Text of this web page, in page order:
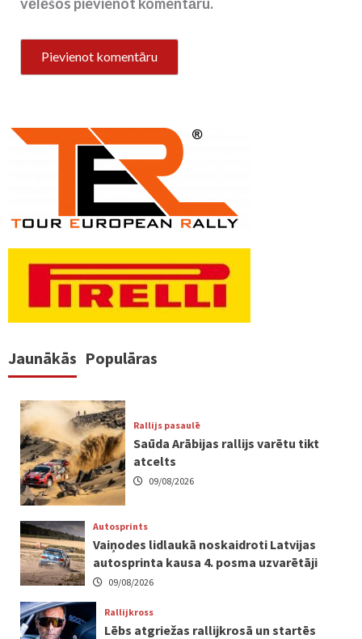
Jaunākās Populāras
Rallijs pasaulē
Saūda Arābijas rallijs varētu tikt
atcelts
09/08/2026
Autosprints
Vaiņodes lidlaukā noskaidroti Latvijas
autosprinta kausa 4. posma uzvarētāji
09/08/2026
Rallijkross
Lēbs atgriežas rallijkrosā un startēs